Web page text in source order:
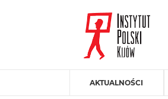
AKTUALNOŚCI